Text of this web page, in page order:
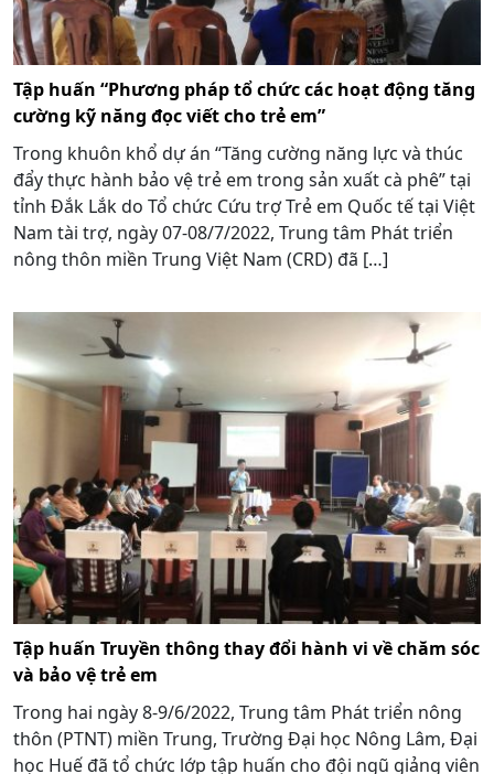
Tập huấn “Phương pháp tổ chức các hoạt động tăng
cường kỹ năng đọc viết cho trẻ em”
Trong khuôn khổ dự án “Tăng cường năng lực và thúc
đẩy thực hành bảo vệ trẻ em trong sản xuất cà phê” tại
tỉnh Đắk Lắk do Tổ chức Cứu trợ Trẻ em Quốc tế tại Việt
Nam tài trợ, ngày 07-08/7/2022, Trung tâm Phát triển
nông thôn miền Trung Việt Nam (CRD) đã […]
Tập huấn Truyền thông thay đổi hành vi về chăm sóc
và bảo vệ trẻ em
Trong hai ngày 8-9/6/2022, Trung tâm Phát triển nông
thôn (PTNT) miền Trung, Trường Đại học Nông Lâm, Đại
học Huế đã tổ chức lớp tập huấn cho đội ngũ giảng viên